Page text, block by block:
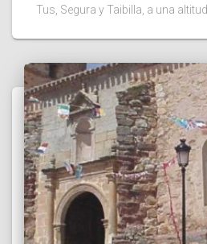
Tus, Segura y Taibilla, a una altitud